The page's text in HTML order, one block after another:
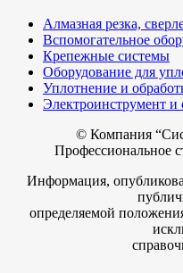
Алмазная резка,
Вспомогательное
Крепежные системы
Оборудование для
Уплотнение и
Электроинструмент и
© Компания
Профессиональное
Информация,
определяемой